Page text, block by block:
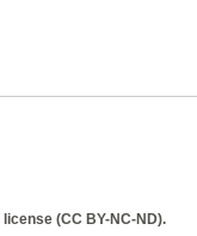
license (CC BY-NC-ND).